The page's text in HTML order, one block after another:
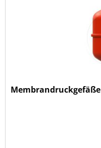
Membrandruckgefäße